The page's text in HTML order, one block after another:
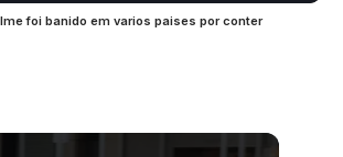
foi banido em varios paises por conter